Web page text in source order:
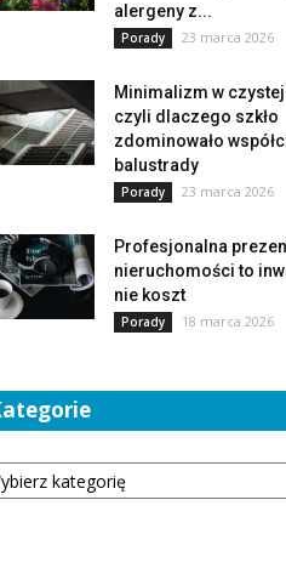
alergeny z...
Porady 23 marca 2026
Minimalizm w
czyli dlaczego szkło
zdominowało
balustrady
Porady 23 marca 2026
Profesjonalna
nieruchomości to
nie koszt
Porady 18 marca 2026